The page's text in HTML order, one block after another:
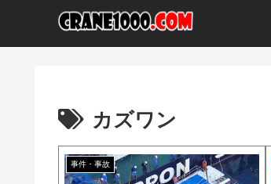
カズワン
事件・事故